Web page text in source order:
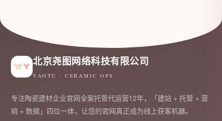
北京尧图网络科技有限公司
YAOTU · CERAMIC OPS
专注陶瓷建材企业官网全案托管代运营12年，「建站 + 托管 + 营
销 + 数据」四位一体，让您的官网真正成为线上获客机器。